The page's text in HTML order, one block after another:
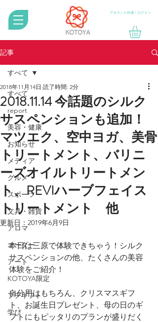
アカウント作成 / ログイン
記事
すべて
report
美容・健康
お知らせ
メディア
グルメ
スポーツ
文具・雑貨
アロマ
オーダー
アート
KOTOYA限定
プチギフト
学び
すべて
2018.11.14 今話題のシルク
サスペンションも追加！
マツエク、空中ヨガ、美骨
トリートメント、バリニ
ーズオイルトリートメン
ト、REVIハーブフェイス
トリートメント 他
2018年11月14日 読了時間: 2分
更新日： 2019年6月9日
本日は三原で体験できちゃう！シルク
サスペンションの他、たくさんの美容
体験をご紹介！
自分用はもちろん、クリスマスギフ
ト、お誕生日プレゼント、母の日のギ
フトにもピッタリのプランが盛りだく